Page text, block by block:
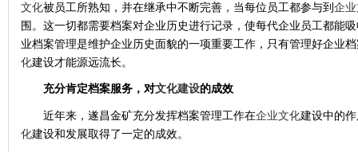
文化被员工所熟知，并在继承中不断完善，当每位员工都参与到 企
围。这一切都需要档案对企业历史进行记录，使每代企业员工都能
业档案管理是维护企业历史面貌的一项重要工作，只有管理好企业
化建设才能源远流长。
充分肯定档案服务 ， 对文化建设的成效
近年来，遂昌金矿充分发挥档案管理工作在企业文化建设中的
化建设和发展取得了一定的成效。